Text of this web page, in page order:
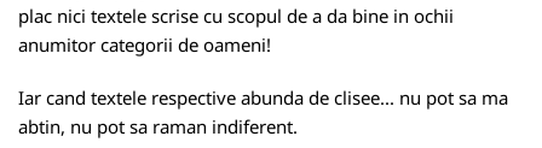
plac nici textele scrise cu scopul de a da bine in ochii
anumitor categorii de oameni!
Iar cand textele respective abunda de clisee... nu pot sa ma
abtin, nu pot sa raman indiferent.